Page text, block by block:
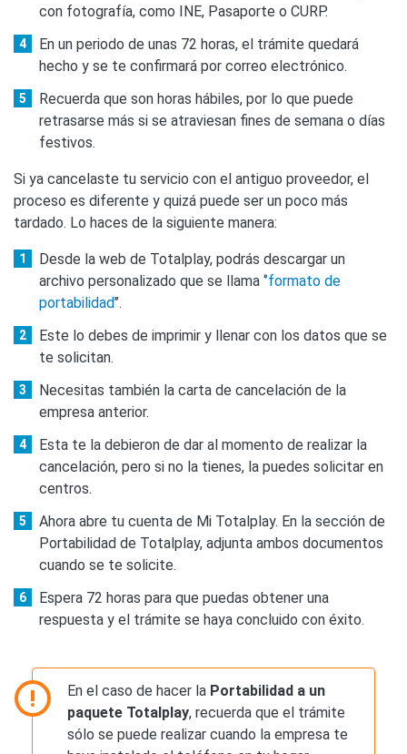
con fotografía, como INE, Pasaporte o CURP.
En un periodo de unas 72 horas, el trámite quedará
hecho y se te confirmará por correo electrónico.
Recuerda que son horas hábiles, por lo que puede
retrasarse más si se atraviesan fines de semana o días
festivos.
Si ya cancelaste tu servicio con el antiguo proveedor, el
proceso es diferente y quizá puede ser un poco más
tardado. Lo haces de la siguiente manera:
Desde la web de Totalplay, podrás descargar un
archivo personalizado que se llama ‘’formato de
portabilidad’’.
Este lo debes de imprimir y llenar con los datos que se
te solicitan.
Necesitas también la carta de cancelación de la
empresa anterior.
Esta te la debieron de dar al momento de realizar la
cancelación, pero si no la tienes, la puedes solicitar en
centros.
Ahora abre tu cuenta de Mi Totalplay. En la sección de
Portabilidad de Totalplay, adjunta ambos documentos
cuando se te solicite.
Espera 72 horas para que puedas obtener una
respuesta y el trámite se haya concluido con éxito.
En el caso de hacer la Portabilidad a un
paquete Totalplay, recuerda que el trámite
sólo se puede realizar cuando la empresa te